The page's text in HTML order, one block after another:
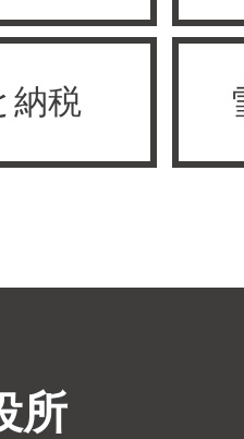
納税
所